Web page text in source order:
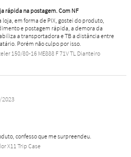
rápida na postagem. Com NF
loja, em forma de PIX, gostei do produto,
e postagem rápida, a demora da
a transportadora e TB a distância entre
Porém não culpo por isso.
150/80-16 ME888 F 71V TL Dianteiro
confesso que me surpreendeu.
X11 Trip Case